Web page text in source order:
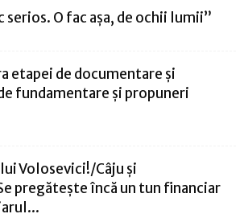
serios. O fac aşa, de ochii lumii”
etapei de documentare și
fundamentare și propuneri
Volosevici!/Câju și
pregătește încă un tun financiar